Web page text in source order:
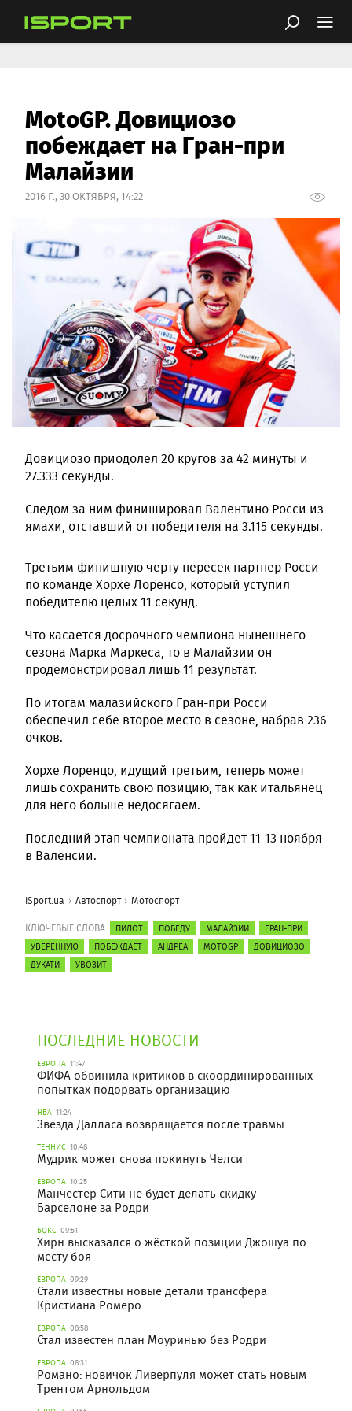
MotoGP. Довициозо
побеждает на Гран-при
Малайзии
2016 Г., 30 ОКТЯБРЯ, 14:22
Довициозо приодолел 20 кругов за 42 минуты и
27.333 секунды.
Следом за ним финишировал Валентино Росси из
ямахи, отставший от победителя на 3.115 секунды.
Третьим финишную черту пересек партнер Росси
по команде Хорхе Лоренсо, который уступил
победителю целых 11 секунд.
Что касается досрочного чемпиона нынешнего
сезона Марка Маркеса, то в Малайзии он
продемонстрировал лишь 11 результат.
По итогам малазийского Гран-при Росси
обеспечил себе второе место в сезоне, набрав 236
очков.
Хорхе Лоренцо, идущий третьим, теперь может
лишь сохранить свою позицию, так как итальянец
для него больше недосягаем.
Последний этап чемпионата пройдет 11-13 ноября
в Валенсии.
iSport.ua Автоспорт Мотоспорт
КЛЮЧЕВЫЕ СЛОВА: ПИЛОТ ПОБЕДУ МАЛАЙЗИИ
ГРАН-ПРИ
УВЕРЕННУЮ
ПОБЕЖДАЕТ АНДРЕА MOTOGP
ДОВИЦИОЗО
ДУКАТИ
УВОЗИТ
ПОСЛЕДНИЕ НОВОСТИ
ЕВРОПА 11:47
ФИФА обвинила критиков в скоординированных
попытках подорвать организацию
НБА 11:24
Звезда Далласа возвращается после травмы
ТЕННИС 10:48
Мудрик может снова покинуть Челси
ЕВРОПА 10:25
Манчестер Сити не будет делать скидку
Барселоне за Родри
БОКС 09:51
Хирн высказался о жёсткой позиции Джошуа по
месту боя
ЕВРОПА 09:29
Стали известны новые детали трансфера
Кристиана Ромеро
ЕВРОПА 08:58
Стал известен план Моуринью без Родри
ЕВРОПА 08:31
Романо: новичок Ливерпуля может стать новым
Трентом Арнольдом